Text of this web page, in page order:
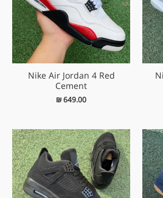
Nike Air Jordan 4 Red
Cement
₪649.00